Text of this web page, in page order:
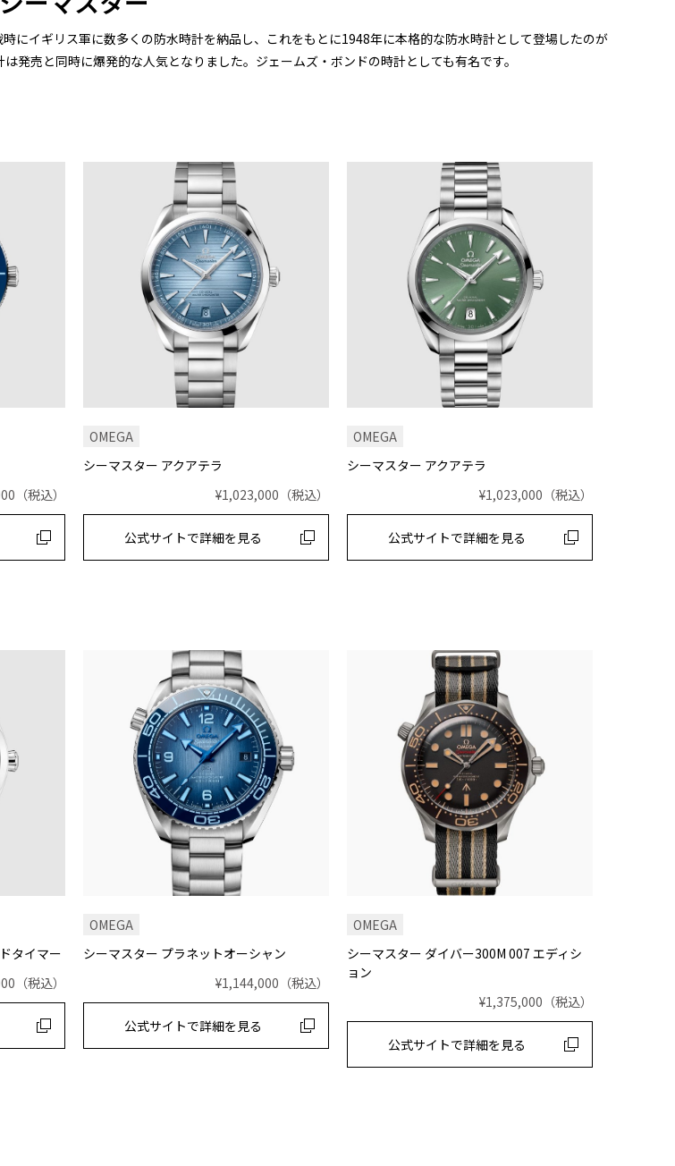
にイギリス軍に数多くの防水時計を納品し、これをもとに1948年に本格的な防水時計として登場したのが
発売と同時に爆発的な人気となりました。ジェームズ・ボンドの時計としても有名です。
（税込）
OMEGA
シーマスター アクアテラ
¥1,023,000 （税込）
公式サイトで詳細を見る
OMEGA
シーマスター アクアテラ
¥1,023,000 （税込）
公式サイトで詳細を見る
タイマー
（税込）
OMEGA
シーマスター プラネットオーシャン
¥1,144,000 （税込）
公式サイトで詳細を見る
OMEGA
シーマスター ダイバー300M 007 エディシ
ョン
¥1,375,000 （税込）
公式サイトで詳細を見る